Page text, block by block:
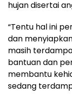
hujan disertai
“Tentu hal ini
dan
masih
bantuan dan
membantu
sedang